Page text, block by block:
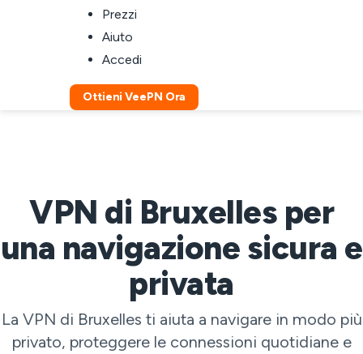
Prezzi
Aiuto
Accedi
Ottieni VeePN Ora
VPN di Bruxelles per
una navigazione sicura e
privata
La VPN di Bruxelles ti aiuta a navigare in modo più
privato, proteggere le connessioni quotidiane e